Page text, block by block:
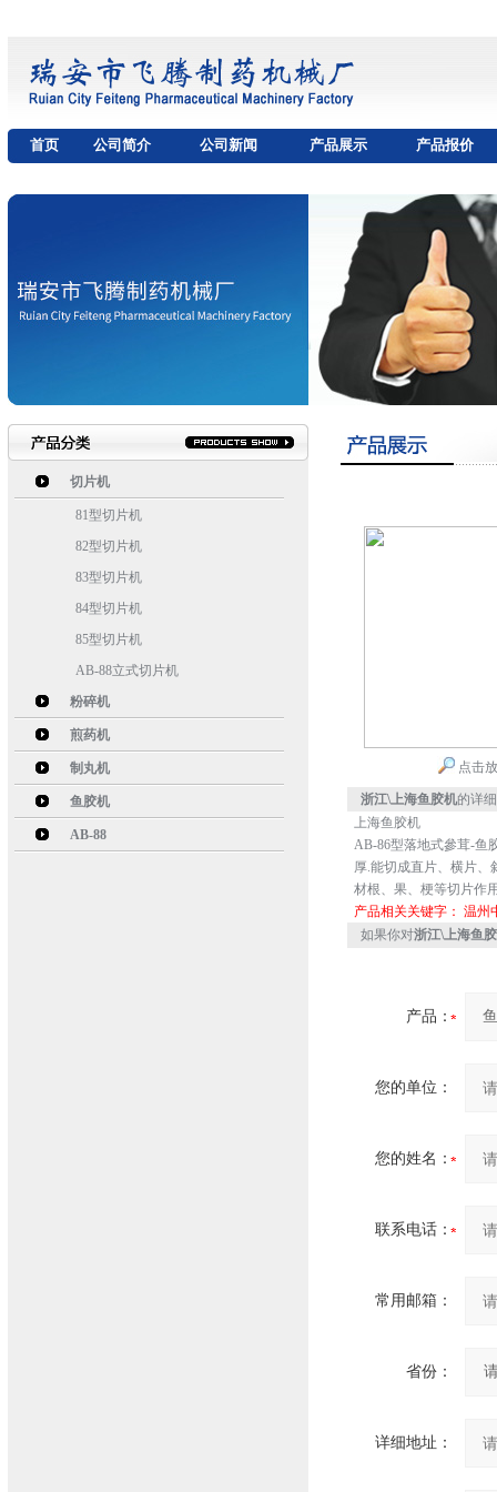
首页 公司简介 公司新闻 产品展示 产品报价
切片机
81型切片机
82型切片机
83型切片机
84型切片机
85型切片机
AB-88立式切片机
粉碎机
煎药机
制丸机
鱼胶机
AB-88
点击
浙江\上海鱼胶机的详
上海鱼胶机
AB-86型落地式參茸-鱼
厚.能切成直片、横片
材根、果、梗等切片作
产品相关关键字： 温州
如果你对浙江\上海鱼
产品：
您的单位：
您的姓名：
联系电话：
常用邮箱：
省份：
详细地址：